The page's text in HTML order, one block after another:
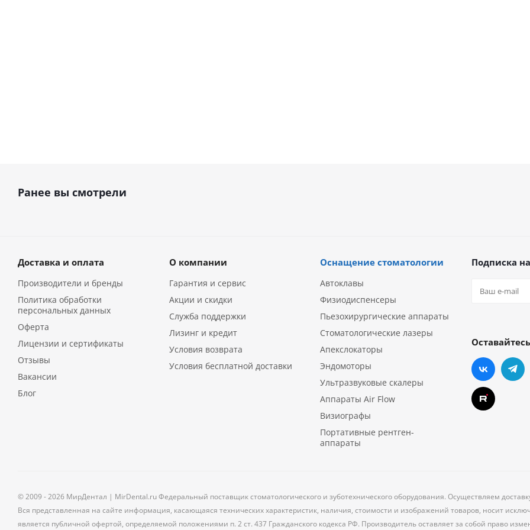
Ранее вы смотрели
Доставка и оплата
Производители и бренды
Политика обработки
персональных данных
Оферта
Лицензии и сертификаты
Отзывы
Вакансии
Блог
О компании
Гарантия и сервис
Акции и скидки
Служба поддержки
Лизинг и кредит
Условия возврата
Условия бесплатной доставки
Оснащение стоматологии
Автоклавы
Физиодиспенсеры
Пьезохирургические аппараты
Стоматологические лазеры
Апекслокаторы
Эндомоторы
Ультразвуковые скалеры
Аппараты Air Flow
Визиографы
Портативные рентген-
аппараты
Подписка
© 2009 - 2026 МирДентал | MirDental.ru Федеральный поставщик стоматологического и зуботехнического оборудования. Осуществляем
Вся представленная на сайте информация, касающаяся технических характеристик, наличия, стоимости и изображений товаров, носит
является публичной офертой, определяемой положениями п. 2 ст. 437 Гражданского кодекса РФ. Производитель оставляет за собой право